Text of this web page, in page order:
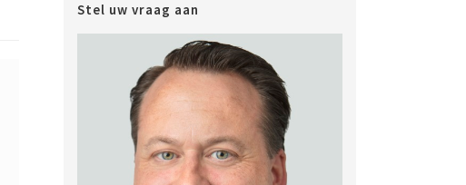
Stel uw vraag aan